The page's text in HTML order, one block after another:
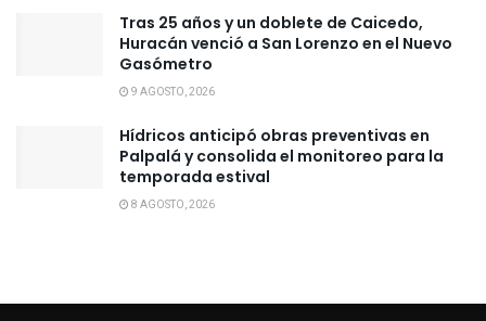
Tras 25 años y un doblete de Caicedo,
Huracán venció a San Lorenzo en el Nuevo
Gasómetro
9 AGOSTO, 2026
Hídricos anticipó obras preventivas en
Palpalá y consolida el monitoreo para la
temporada estival
8 AGOSTO, 2026